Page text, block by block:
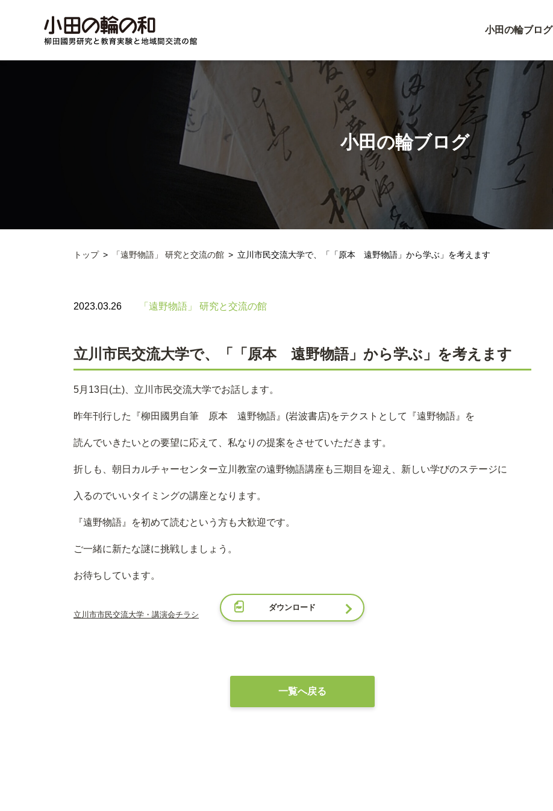
小田の輪ブログ
小田の輪ブログ
トップ 「遠野物語」 研究と交流の館 立川市民交流大学で、「「原本 遠野物語」から学ぶ」を考えます
2023.03.26 「遠野物語」 研究と交流の館
立川市民交流大学で、「「原本 遠野物語」から学ぶ」を考えます
5月13日(土)、立川市民交流大学でお話します。
昨年刊行した『柳田國男自筆 原本 遠野物語』(岩波書店)をテクストとして『遠野物語』を
読んでいきたいとの要望に応えて、私なりの提案をさせていただきます。
折しも、朝日カルチャーセンター立川教室の遠野物語講座も三期目を迎え、新しい学びのステージに
入るのでいいタイミングの講座となります。
『遠野物語』を初めて読むという方も大歓迎です。
ご一緒に新たな謎に挑戦しましょう。
お待ちしています。
立川市市民交流大学・講演会チラシ
ダウンロード
一覧へ戻る